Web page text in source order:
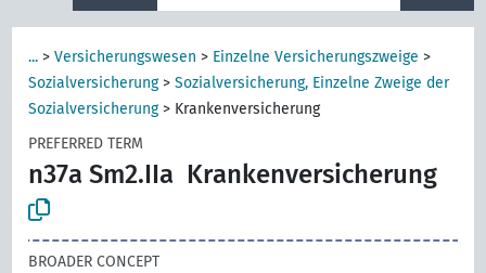
... >Versicherungswesen > Einzelne Versicherungszweige >
Sozialversicherung>Sozialversicherung, Einzelne Zweige der
Sozialversicherung> Krankenversicherung
PREFERRED TERM
n37a Sm2.IIa Krankenversicherung
BROADER CONCEPT